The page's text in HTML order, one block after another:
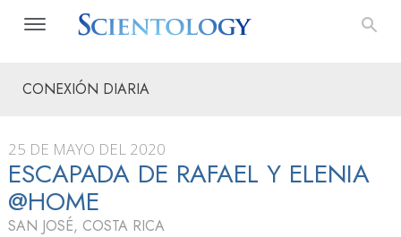
CONEXIÓN DIARIA
25 DE MAYO DEL 2020
ESCAPADA DE RAFAEL Y ELENIA
@HOME
SAN JOSÉ, COSTA RICA